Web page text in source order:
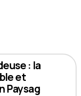
: la
et
Paysag